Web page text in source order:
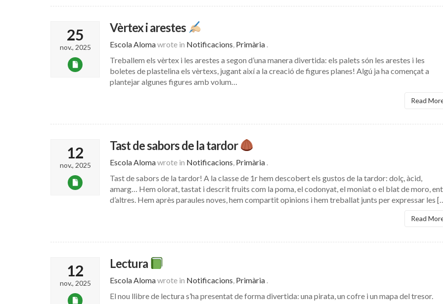
25
nov., 2025
Vèrtex i arestes
Escola Alomawrote in Notificacions, Primària .
Treballem els vèrtex i les arestes a segon d’una manera divertida: els palets són les arestes i les
boletes de plastelina els vèrtexs, jugant així a la creació de figures planes! Algú ja ha començat a
plantejar algunes figures amb volum…
Read
12
nov., 2025
Tast de sabors de la tardor
Escola Alomawrote in Notificacions, Primària .
Tast de sabors de la tardor! A la classe de 1r hem descobert els gustos de la tardor: dolç, àcid,
amarg… Hem olorat, tastat i descrit fruits com la poma, el codonyat, el moniat o el blat de moro,
d’altres. Hem après paraules noves, hem compartit opinions i hem treballat junts per expressar les
Read
12
nov., 2025
Lectura
Escola Alomawrote in Notificacions, Primària .
El nou llibre de lectura s’ha presentat de forma divertida: una pirata, un cofre i un mapa del tresor.